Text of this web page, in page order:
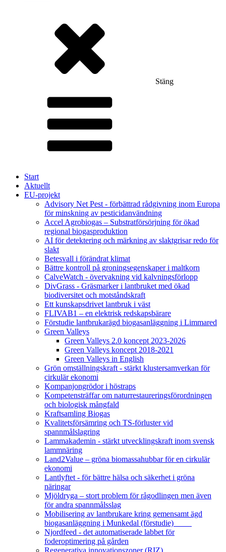
Stäng
Start
Aktuellt
EU-projekt
Advisory Net Pest - förbättrad rådgivning inom Europa
för minskning av pesticidanvändning
Accel Agrobiogas – Substratförsörjning för ökad
regional biogasproduktion
AI för detektering och märkning av slaktgrisar redo för
slakt
Betesvall i förändrat klimat
Bättre kontroll på groningsegenskaper i maltkorn
CalveWatch - övervakning vid kalvningsförlopp
DivGrass - Gräsmarker i lantbruket med ökad
biodiversitet och motståndskraft
Ett kunskapsdrivet lantbruk i väst
FLIVAB1 – en elektrisk redskapsbärare
Förstudie lantbrukarägd biogasanläggning i Limmared
Green Valleys
Green Valleys 2.0 koncept 2023-2026
Green Valleys koncept 2018-2021
Green Valleys in English
Grön omställningskraft - stärkt klustersamverkan för
cirkulär ekonomi
Kompanjongrödor i höstraps
Kompetensträffar om naturrestaureringsförordningen
och biologisk mångfald
Kraftsamling Biogas
Kvalitetsförsämring och TS-förluster vid
spannmålslagring
Lammakademin - stärkt utvecklingskraft inom svensk
lammnäring
Land2Value – gröna biomassahubbar för en cirkulär
ekonomi
Lantlyftet - för bättre hälsa och säkerhet i gröna
näringar
Mjöldryga – stort problem för rågodlingen men även
för andra spannmålsslag
Mobilisering av lantbrukare kring gemensamt ägd
biogasanläggning i Munkedal (förstudie)
Njordfeed - det automatiserade labbet för
foderoptimering på gården
Regenerativa innovationszoner (RIZ)